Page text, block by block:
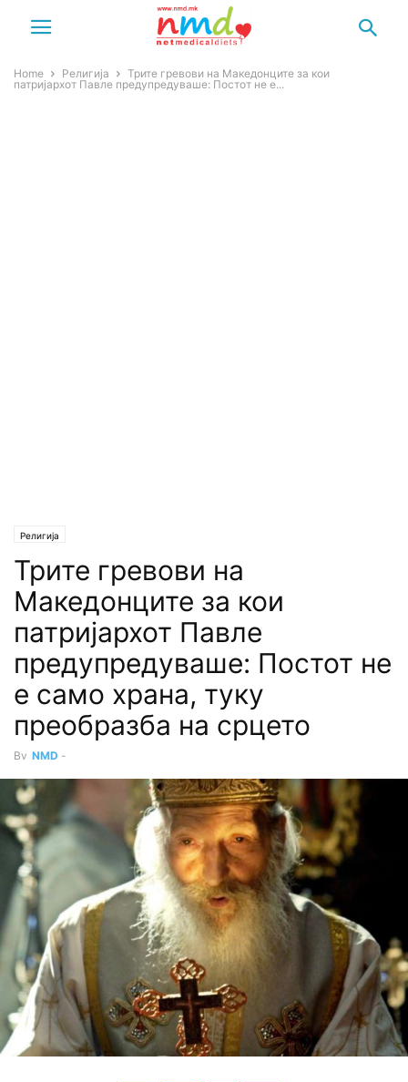
Home Религија
Трите гревови на Македонците за кои
патријархот Павле предупредуваше: Постот не е...
Религија
Трите гревови на
Македонците за кои
патријархот Павле
предупредуваше: Постот не
е само храна, туку
преобразба на срцето
By NMD -